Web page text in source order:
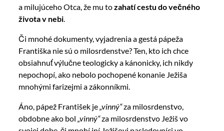
a milujúceho Otca, že mu tozahatí cestu do večného
života v nebi
Či mnohé dokumenty, vyjadrenia a gestá pápeža
Františka nie sú o milosrdenstve? Ten, kto ich chce
obsiahnuť výlučne teologicky a kánonicky, ich nikdy
nepochopí, ako nebolo pochopené konanie Ježiša
mnohými farizejmi a zákonníkmi.
Áno, pápež František je „vinný“za milosrdenstvo,
obdobne ako bol „vinný“za milosrdenstvo Ježiš vo